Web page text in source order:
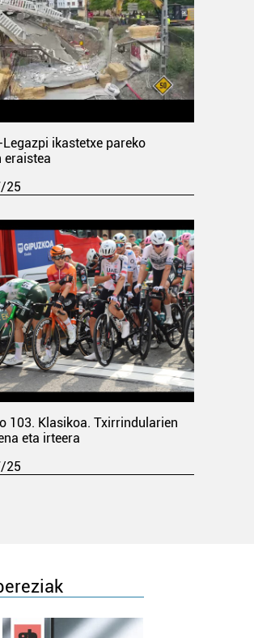
Legazpi ikastetxe pareko
eraistea
25
103. Klasikoa. Txirrindularien
eta irteera
25